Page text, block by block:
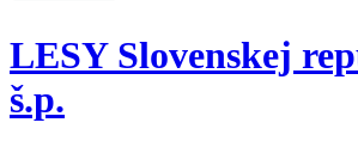
LESY Slovenskej
š.p.